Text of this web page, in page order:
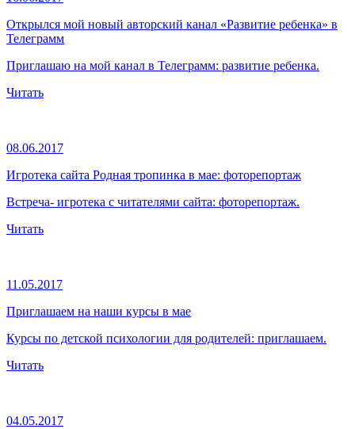
Открылся мой новый авторский канал «Развитие ребенка» в
Телеграмм
Приглашаю на мой канал в Телеграмм: развитие ребенка.
Читать
08.06.2017
Игротека сайта Родная тропинка в мае: фоторепортаж
Встреча- игротека с читателями сайта: фоторепортаж.
Читать
11.05.2017
Приглашаем на наши курсы в мае
Курсы по детской психологии для родителей: приглашаем.
Читать
04.05.2017